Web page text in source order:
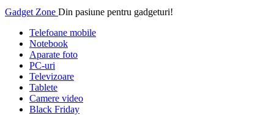
Gadget Zone Din pasiune pentru gadgeturi!
Telefoane mobile
Notebook
Aparate foto
PC-uri
Televizoare
Tablete
Camere video
Black Friday